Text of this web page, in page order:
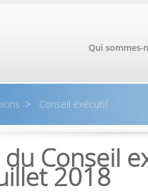
Qui sommes-
> Conseil exécutif
Conseil
2018